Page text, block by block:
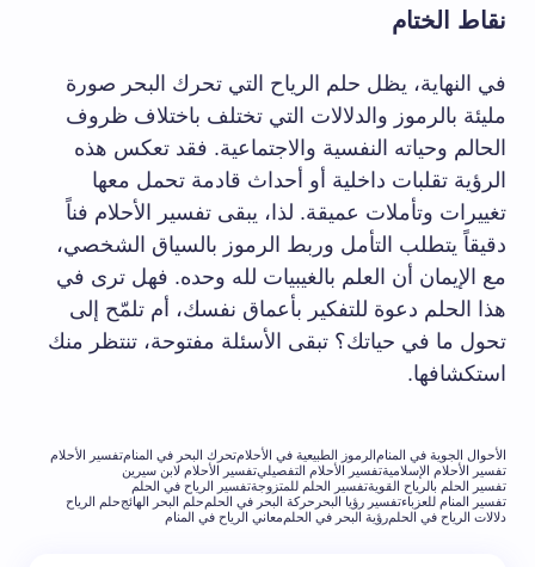
نقاط الختام
في النهاية، يظل حلم الرياح التي تحرك البحر صورة
مليئة بالرموز والدلالات التي تختلف باختلاف ظروف
الحالم وحياته النفسية والاجتماعية. فقد تعكس هذه
الرؤية تقلبات داخلية أو أحداث قادمة تحمل معها
تغييرات وتأملات عميقة. لذا، يبقى تفسير الأحلام فناً
دقيقاً يتطلب التأمل وربط الرموز بالسياق الشخصي،
مع الإيمان أن العلم بالغيبيات لله وحده. فهل ترى في
هذا الحلم دعوة للتفكير بأعماق نفسك، أم تلمّح إلى
تحول ما في حياتك؟ تبقى الأسئلة مفتوحة، تنتظر منك
استكشافها.
الأحوال الجوية في المنامالرموز الطبيعية في الأحلامتحرك البحر في المنامتفسير الأحلام
تفسير الأحلام الإسلاميةتفسير الأحلام التفصيليتفسير الأحلام لابن سيرين
تفسير الحلم بالرياح القويةتفسير الحلم للمتزوجةتفسير الرياح في الحلم
تفسير المنام للعزباءتفسير رؤيا البحر حركة البحر في الحلم حلم البحر الهائجحلم الرياح
دلالات الرياح في الحلمرؤية البحر في الحلم معاني الرياح في المنام